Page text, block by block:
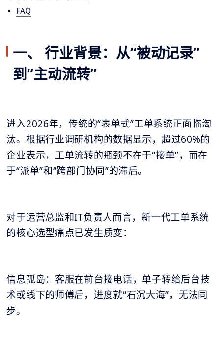
FAQ
一、 行业背景：从“被动记录”
到“主动流转”
进入2026年，传统的“表单式”工单系统正面临淘
汰。根据行业调研机构的数据显示，超过60%的
企业表示，工单流转的瓶颈不在于“接单”，而在
于“派单”和“跨部门协同”的滞后。
对于运营总监和IT负责人而言，新一代工单系统
的核心选型痛点已发生质变：
信息孤岛：客服在前台接电话，单子转给后台技
术或线下的师傅后，进度就“石沉大海”，无法同
步。